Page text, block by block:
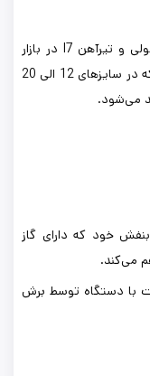
از بین انواع تیرآهن‌ها، تیر IPE در حالت معمولی و تیرآهن I7 در بازار
موجودند. تیر I7 نوع سبک‌وزن تیر IPE است که در سایزهای 12 الی 20
خود که دارای گاز
می‌کند.
با دستگاه توسط برش